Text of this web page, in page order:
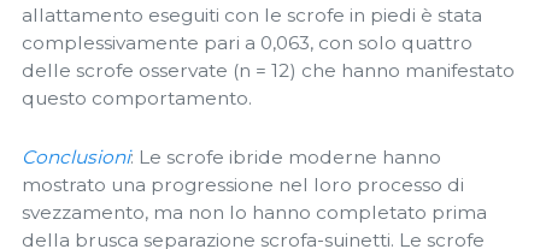
allattamento eseguiti con le scrofe in piedi è stata
complessivamente pari a 0,063, con solo quattro
delle scrofe osservate (n = 12) che hanno manifestato
questo comportamento.
Conclusioni: Le scrofe ibride moderne hanno
mostrato una progressione nel loro processo di
svezzamento, ma non lo hanno completato prima
della brusca separazione scrofa-suinetti. Le scrofe